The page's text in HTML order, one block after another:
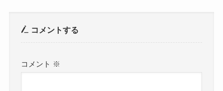
コメントする
コメント ※